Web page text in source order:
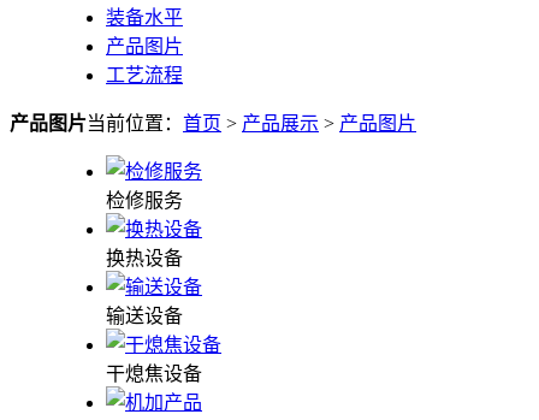
装备水平
产品图片
工艺流程
产品图片当前位置： 首页 > 产品展示 > 产品图片
检修服务
换热设备
输送设备
干熄焦设备